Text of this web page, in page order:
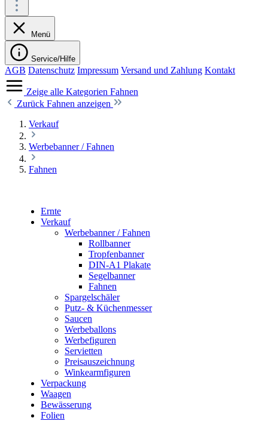
Menü
Service/Hilfe
AGB Datenschutz Impressum Versand und Zahlung Kontakt
Zeige alle Kategorien Fahnen
Zurück Fahnen anzeigen
Verkauf
Werbebanner / Fahnen
Fahnen
Ernte
Verkauf
Werbebanner / Fahnen
Rollbanner
Tropfenbanner
DIN-A1 Plakate
Segelbanner
Fahnen
Spargelschäler
Putz- & Küchenmesser
Saucen
Werbeballons
Werbefiguren
Servietten
Preisauszeichnung
Winkearmfiguren
Verpackung
Waagen
Bewässerung
Folien